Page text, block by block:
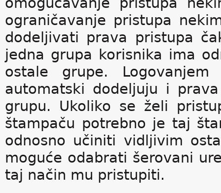
ograničavanje pristupa
dodeljivati prava pristupa
jedna grupa korisnika ima
ostale grupe.
automatski dodeljuju i
grupu. Ukoliko se želi
štampaču potrebno je taj
odnosno učiniti vidljivim
moguće odabrati šerovani
taj način mu pristupiti.